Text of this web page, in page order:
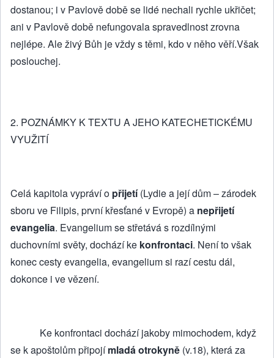
dostanou; i v Pavlově době se lidé nechali rychle ukřičet;
ani v Pavlově době nefungovala spravedlnost zrovna
nejlépe. Ale živý Bůh je vždy s těmi, kdo v něho věří.Však
poslouchej.
2. POZNÁMKY K TEXTU A JEHO KATECHETICKÉMU
VYUŽITÍ
Celá kapitola vypráví o přijetí(Lydie a její dům – zárodek
sboru ve Filipis, první křesťané v Evropě) a nepřijetí
evangelia. Evangelium se střetává s rozdílnými
duchovními světy, dochází ke konfrontaci. Není to však
konec cesty evangelia, evangelium si razí cestu dál,
dokonce i ve vězení.
Ke konfrontaci dochází jakoby mimochodem, když
se k apoštolům připojímladá otrokyně (v.18), která za